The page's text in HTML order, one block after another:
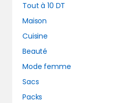
Tout à 10 DT
Maison
Cuisine
Beauté
Mode femme
Sacs
Packs